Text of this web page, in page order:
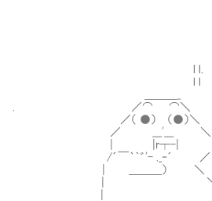
l l.
l l
. ／⌒ ⌒＼
／（ ●） （●）＼
／ ___'___ ＼
| |r┬-| | やる夫君
/´￣｀｀゛'- ._‐´ ／
| ＿＿＿） ＼ 兵隊さ
|
| ￣